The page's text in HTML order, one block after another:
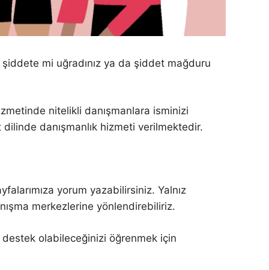
mi uğradınız ya da şiddet mağduru
nitelikli danışmanlara isminizi
danışmanlık hizmeti verilmektedir.
yorum yazabilirsiniz. Yalnız
merkezlerine yönlendirebiliriz.
olabileceğinizi öğrenmek için